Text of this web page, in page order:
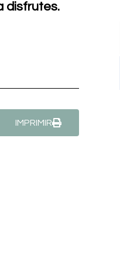
disfrutes.
IMPRIMIR